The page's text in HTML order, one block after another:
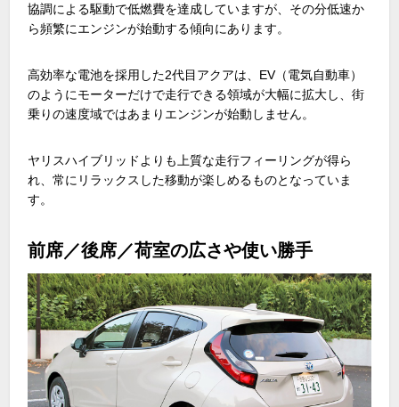
協調による駆動で低燃費を達成していますが、その分低速か
ら頻繁にエンジンが始動する傾向にあります。
高効率な電池を採用した2代目アクアは、 EV（電気自動車）
のようにモーターだけで走行できる領域が大幅に拡大し、街
乗りの速度域ではあまりエンジンが始動しません。
ヤリスハイブリッドよりも上質な走行フィーリングが得ら
れ、常にリラックスした移動が楽しめるものとなっていま
す。
前席／後席／荷室の広さや使い勝手